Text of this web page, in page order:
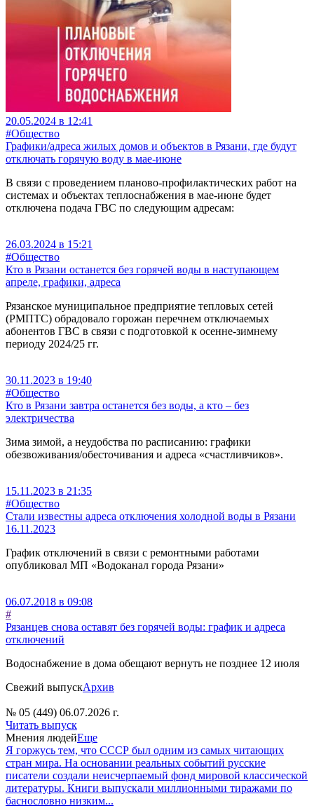
20.05.2024 в 12:41
#Общество
Графики/адреса жилых домов и объектов в Рязани, где будут
отключать горячую воду в мае-июне
В связи с проведением планово-профилактических работ на
системах и объектах теплоснабжения в мае-июне будет
отключена подача ГВС по следующим адресам:
26.03.2024 в 15:21
#Общество
Кто в Рязани останется без горячей воды в наступающем
апреле, графики, адреса
Рязанское муниципальное предприятие тепловых сетей
(РМПТС) обрадовало горожан перечнем отключаемых
абонентов ГВС в связи с подготовкой к осенне-зимнему
периоду 2024/25 гг.
30.11.2023 в 19:40
#Общество
Кто в Рязани завтра останется без воды, а кто – без
электричества
Зима зимой, а неудобства по расписанию: графики
обезвоживания/обесточивания и адреса «счастливчиков».
15.11.2023 в 21:35
#Общество
Стали известны адреса отключения холодной воды в Рязани
16.11.2023
График отключений в связи с ремонтными работами
опубликовал МП «Водоканал города Рязани»
06.07.2018 в 09:08
#
Рязанцев снова оставят без горячей воды: график и адреса
отключений
Водоснабжение в дома обещают вернуть не позднее 12 июля
Свежий выпускАрхив
№ 05 (449) 06.07.2026 г.
Читать выпуск
Мнения людейЕще
Я горжусь тем, что СССР был одним из самых читающих
стран мира. На основании реальных событий русские
писатели создали неисчерпаемый фонд мировой классической
литературы. Книги выпускали миллионными тиражами по
баснословно низким...